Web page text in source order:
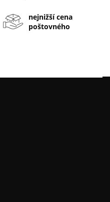
nejnižší cena
poštovného